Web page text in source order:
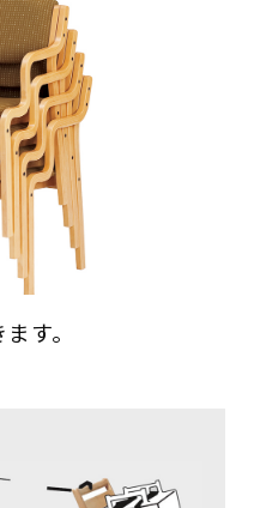
す。